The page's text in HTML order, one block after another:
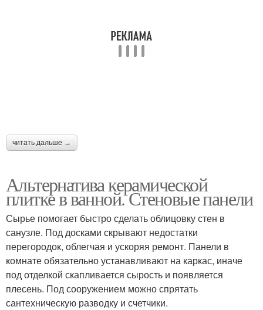
читать дальше →
Альтернатива керамической
плитке в ванной. Стеновые панели
Сырье помогает быстро сделать облицовку стен в
санузле. Под досками скрывают недостатки
перегородок, облегчая и ускоряя ремонт. Панели в
комнате обязательно устанавливают на каркас, иначе
под отделкой скапливается сырость и появляется
плесень. Под сооружением можно спрятать
сантехническую разводку и счетчики.